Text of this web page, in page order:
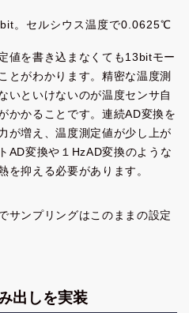
。セルシウス温度で0.0625℃
値を書き込まなくても13bitモー
とがわかります。精密な温度測
いといけないのが温度センサ自
かかることです。連続AD変換を
が増え、温度測定値が少し上が
AD変換や１HzAD変換のような
を抑える必要があります。
サンプリングはこのままの設定
出しを実装